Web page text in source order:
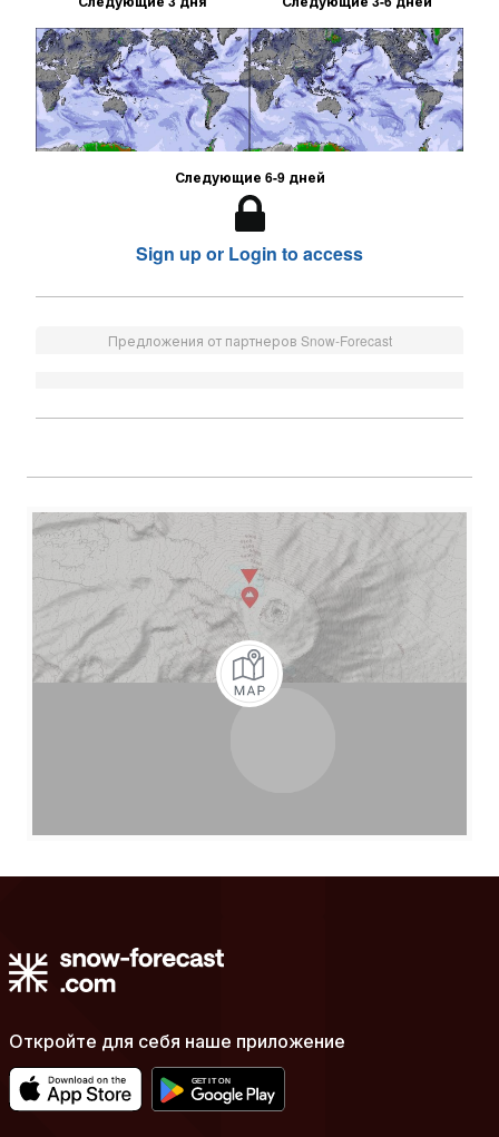
Следующие 6-9 дней
Sign up or Login to access
Предложения от партнеров Snow-Forecast
Откройте для себя наше приложение